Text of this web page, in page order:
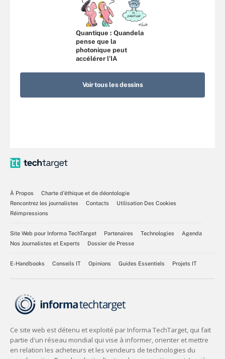
Quantique : Quandela
pense que la
photonique peut
accélérer l’IA
Voir tous les dessins
À Propos
Charte d’éthique et de déontologie
Rencontrez les journalistes
Contacts
Utilisation Des Cookies
Réimpressions
Site Web pour Informa TechTarget Partenaires Technologies
Agenda
Nos Journalistes et Experts
Dossier de Presse
E-Handbooks Conseils IT Opinions Guides Essentiels Projets IT